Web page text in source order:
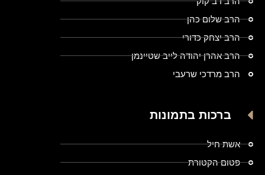
הרב שלום כהן
הרב יצחק כדורי
הרב אהרן יהודה לייב שטיינמן
הרב מרדכי שרעבי
ברכות בתמונות
אשת חיל
פטום הקטורת